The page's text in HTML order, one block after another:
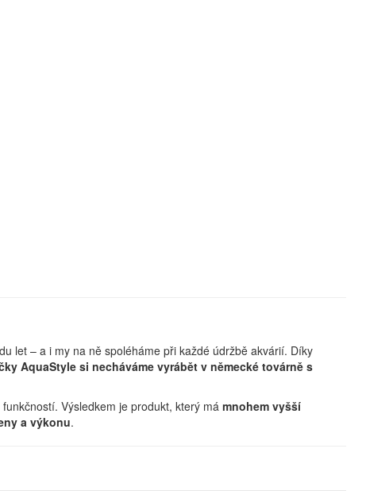
let – a i my na ně spoléháme při každé údržbě akvárií. Díky
AquaStyle si necháváme vyrábět v německé továrně s
Výsledkem je produkt, který má mnohem vyšší
a výkonu.